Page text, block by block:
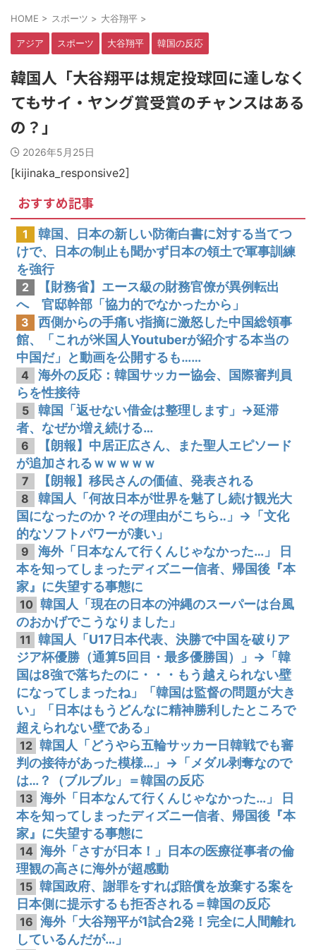
同僚の美人に土下座して必〇に頼んだらこうなるｗｗｗ
【放送事故】 昔のドラマのレ◯プシーン、今見るとアウトすぎる・・・
韓国人「日本のサッカー協会も性接待やってるんじゃないですか？」
韓国人「MLBで日本人より韓国人選手のほうがこの能力だけは上だよね」
HOME > スポーツ > 大谷翔平 >
アジア スポーツ 大谷翔平 韓国の反応
韓国人「大谷翔平は規定投球回に達しなく
てもサイ・ヤング賞受賞のチャンスはある
の？」
2026年5月25日
[kijinaka_responsive2]
おすすめ記事
1
韓国、日本の新しい防衛白書に対する当てつ
けで、日本の制止も聞かず日本の領土で軍事訓練
を強行
2
【財務省】エース級の財務官僚が異例転出
へ 官邸幹部「協力的でなかったから」
3
西側からの手痛い指摘に激怒した中国総領事
館、「これが米国人Youtuberが紹介する本当の
中国だ」と動画を公開するも……
4
海外の反応：韓国サッカー協会、国際審判員
らを性接待
5
韓国「返せない借金は整理します」→延滞
者、なぜか増え続ける…
6
【朗報】中居正広さん、また聖人エピソード
が追加されるｗｗｗｗｗ
7 【朗報】移民さんの価値、発表される
8
韓国人「何故日本が世界を魅了し続け観光大
国になったのか？その理由がこちら‥」→「文化
的なソフトパワーが凄い」
9
海外「日本なんて行くんじゃなかった…」 日
本を知ってしまったディズニー信者、帰国後『本
家』に失望する事態に
10 韓国人「現在の日本の沖縄のスーパーは台風
のおかげでこうなりました」
11
韓国人「U17日本代表、決勝で中国を破りア
ジア杯優勝（通算5回目・最多優勝国）」→「韓
国は8強で落ちたのに・・・もう越えられない壁
になってしまったね」「韓国は監督の問題が大き
い」「日本はもうどんなに精神勝利したところで
超えられない壁である」
12 韓国人「どうやら五輪サッカー日韓戦でも審
判の接待があった模様…」→「メダル剥奪なので
は…？（ブルブル」＝韓国の反応
13 海外「日本なんて行くんじゃなかった…」 日
本を知ってしまったディズニー信者、帰国後『本
家』に失望する事態に
14 海外「さすが日本！」日本の医療従事者の倫
理観の高さに海外が超感動
15 韓国政府、謝罪をすれば賠償を放棄する案を
日本側に提示するも拒否される＝韓国の反応
16 海外「大谷翔平が1試合2発！完全に人間離れ
しているんだが…」